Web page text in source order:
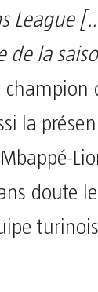
League
de la
champion
la
doute